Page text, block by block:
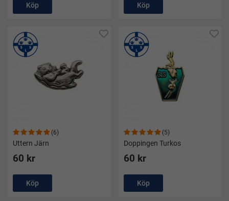
Köp Köp
(6)
Uttern Järn
60 kr
Köp
(5)
Doppingen Turkos
60 kr
Köp